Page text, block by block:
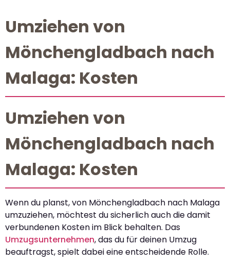
Umziehen von
Mönchengladbach nach
Malaga: Kosten
Umziehen von
Mönchengladbach nach
Malaga: Kosten
Wenn du planst, von Mönchengladbach nach Malaga
umzuziehen, möchtest du sicherlich auch die damit
verbundenen Kosten im Blick behalten. Das
Umzugsunternehmen, das du für deinen Umzug
beauftragst, spielt dabei eine entscheidende Rolle.